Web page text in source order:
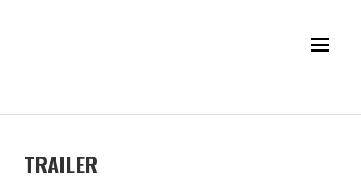
TRAILER